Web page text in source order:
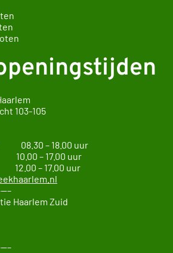
103-105
08.30 – 18.00 uur
– 17.00 uur
– 17.00 uur
Haarlem Zuid